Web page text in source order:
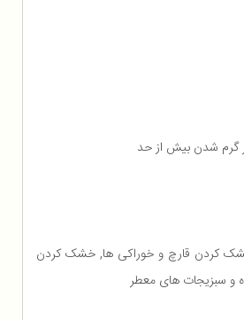
گرم شدن بیش از حد
کردن قارچ و خوراکی ها, خشک کردن
سبزیجات های معطر